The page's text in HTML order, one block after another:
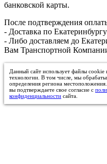
банковской карты.
После подтверждения
- Доставка по
- Либо доставляем до
Вам Транспортной
Данный сайт использует файлы
технологии. В том числе, мы
определения региона
вы подтверждаете свое согласие с
конфиденциальности сайта.